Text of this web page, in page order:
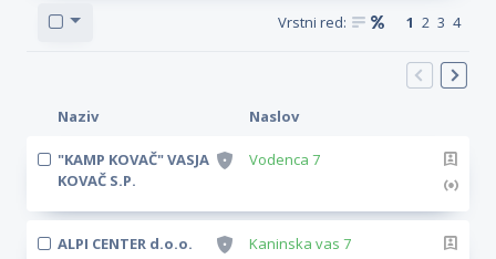
Vrstni red: 1 2 3 4
Naziv Naslov
"KAMP KOVAČ" VASJA
KOVAČ S.P.
Vodenca 7
ALPI CENTER d.o.o. Kaninska vas 7